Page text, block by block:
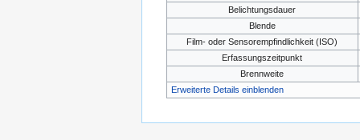
Belichtungsdauer
Blende
Film- oder Sensorempfindlichkeit (ISO)
Erfassungszeitpunkt
Brennweite
Erweiterte Details einblenden